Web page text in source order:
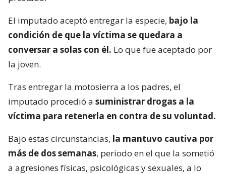
El imputado aceptó entregar la especie, bajo la
condición de que la víctima se quedara a
conversar a solas con él. Lo que fue aceptado por
la joven.
Tras entregar la motosierra a los padres, el
imputado procedió a suministrar drogas a la
víctima para retenerla en contra de su voluntad.
Bajo estas circunstancias, la mantuvo cautiva por
más de dos semanas, periodo en el que la sometió
a agresiones físicas, psicológicas y sexuales, a lo